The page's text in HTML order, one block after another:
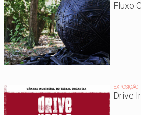
Fluxo
EXPOSIÇÃO
Drive